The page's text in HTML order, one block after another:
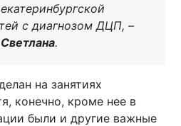
с диагнозом ДЦП, –
.
на занятиях
конечно, кроме нее в
были и другие важные